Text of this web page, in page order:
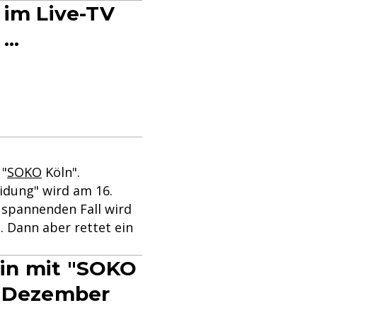
Live-TV
SOKO Köln".
wird am 16.
Fall wird
Dann aber rettet ein
mit "SOKO